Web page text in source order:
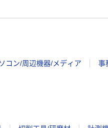
コン/周辺機器/メディア 事